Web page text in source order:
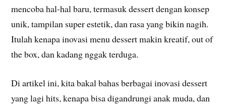
mencoba hal-hal baru, termasuk dessert dengan konsep
unik, tampilan super estetik, dan rasa yang bikin nagih.
Itulah kenapa inovasi menu dessert makin kreatif, out of
the box, dan kadang nggak terduga.
Di artikel ini, kita bakal bahas berbagai inovasi dessert
yang lagi hits, kenapa bisa digandrungi anak muda, dan